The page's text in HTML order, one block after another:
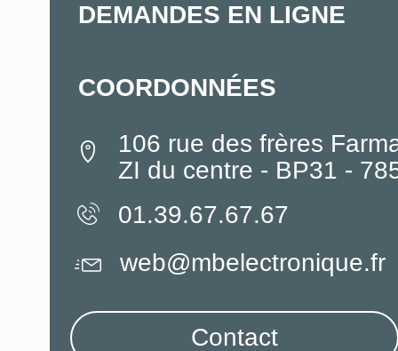
DEMANDES EN LIGNE
COORDONNÉES
106 rue des frères
ZI du centre - BP31 -
01.39.67.67.67
web@mbelectronique.fr
Contact